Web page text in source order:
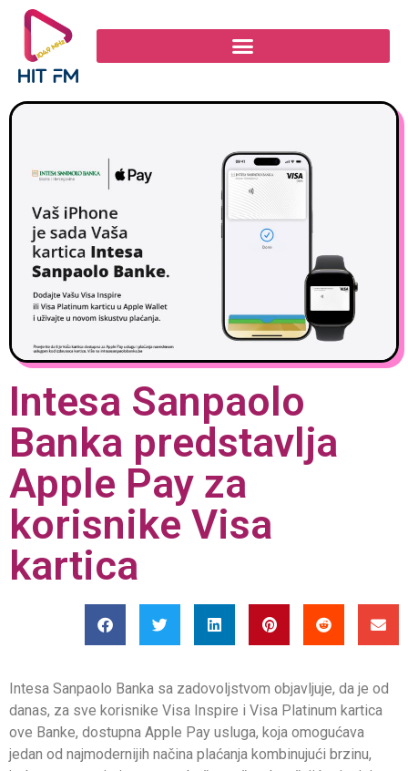
Intesa Sanpaolo
Banka predstavlja
Apple Pay za
korisnike Visa
kartica
Intesa Sanpaolo Banka sa zadovoljstvom objavljuje, da je od
danas, za sve korisnike Visa Inspire i Visa Platinum kartica
ove Banke, dostupna Apple Pay usluga, koja omogućava
jedan od najmodernijih načina plaćanja kombinujući brzinu,